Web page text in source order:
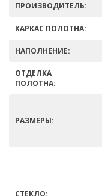
ПРОИЗВОДИТЕЛЬ:
КАРКАС ПОЛОТНА:
НАПОЛНЕНИЕ:
ОТДЕЛКА
ПОЛОТНА:
РАЗМЕРЫ: